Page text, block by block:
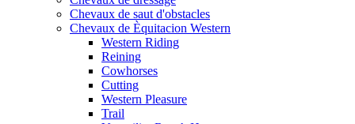
Chevaux de saut d'obstacles
Chevaux de Èquitacion Western
Western Riding
Reining
Cowhorses
Cutting
Western Pleasure
Trail